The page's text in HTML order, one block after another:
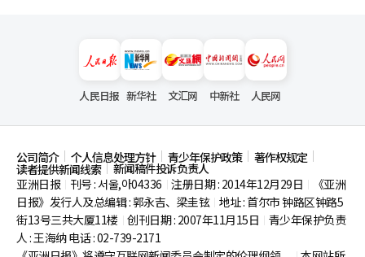
人民日报 新华社 文汇网 中新社 人民网
公司简介 个人信息处理方针 青少年保护政策 著作权规定
读者提供新闻线索
新闻稿件投诉负责人
亚洲日报
刊号 : 서울,아04336 注册日期 : 2014年12月29日
《亚洲
日报》发行人及总编辑 : 郭永吉、梁圭铉 地址 : 首尔市钟路区钟路5
街13号三共大厦11楼 创刊日期 : 2007年11月15日
青少年保护负责
人 : 王海纳 电话 : 02-739-2171